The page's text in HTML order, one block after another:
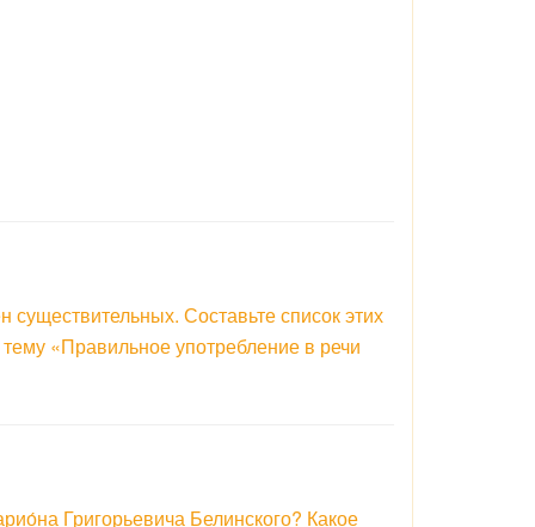
Составьте список этих
«Правильное употребление в речи
Григорьевича Белинского? Какое